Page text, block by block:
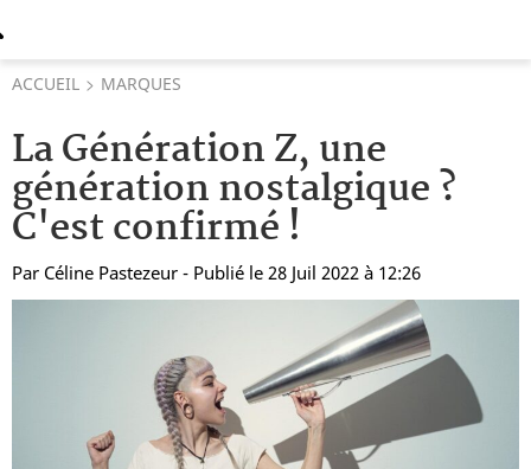
ACCUEIL MARQUES
La Génération Z, une
génération nostalgique ?
C'est confirmé !
Par Céline Pastezeur - Publié le 28 Juil 2022 à 12:26